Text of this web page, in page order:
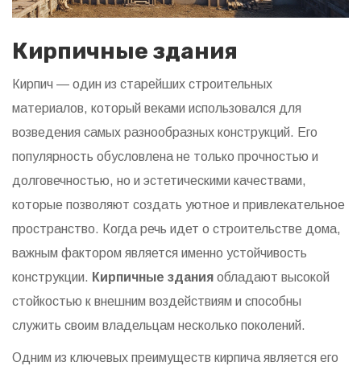
Кирпичные здания
Кирпич — один из старейших строительных
материалов, который веками использовался для
возведения самых разнообразных конструкций. Его
популярность обусловлена не только прочностью и
долговечностью, но и эстетическими качествами,
которые позволяют создать уютное и привлекательное
пространство. Когда речь идет о строительстве дома,
важным фактором является именно устойчивость
конструкции. Кирпичные здания обладают высокой
стойкостью к внешним воздействиям и способны
служить своим владельцам несколько поколений.
Одним из ключевых преимуществ кирпича является его